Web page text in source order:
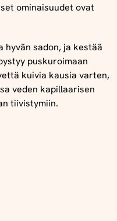
ominaisuudet ovat
hyvän sadon, ja kestää
puskuroimaan
kuivia kausia varten,
veden kapillaarisen
tiivistymiin.